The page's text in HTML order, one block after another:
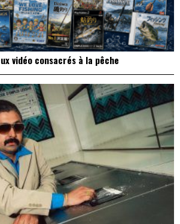
vidéo consacrés à la pêche